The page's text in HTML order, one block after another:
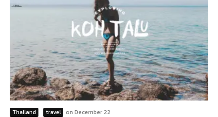
Thailand travel on December 22